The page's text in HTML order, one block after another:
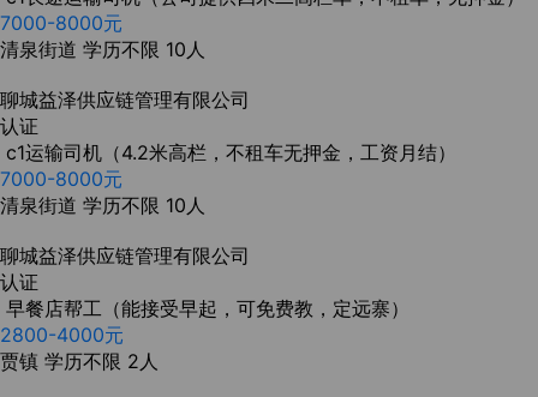
7000-8000元
清泉街道 学历不限 10人
聊城益泽供应链管理有限公司
认证
c1运输司机（4.2米高栏，不租车无押金，工资月结）
7000-8000元
清泉街道 学历不限 10人
聊城益泽供应链管理有限公司
认证
早餐店帮工（能接受早起，可免费教，定远寨）
2800-4000元
贾镇 学历不限 2人